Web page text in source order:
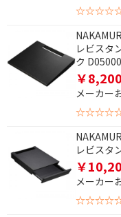
レビスタ
ク
￥8,200
メーカー
レビスタ
￥
メーカー